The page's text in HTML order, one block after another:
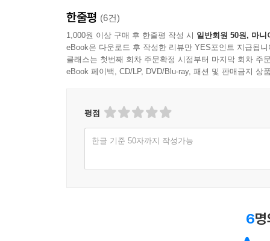
한줄평 (6건)
1,000원 이상 구매 후 한줄평 작성 시 일반회원 50원, 마니
eBook은 다운로드 후 작성한 리뷰만 YES포인트 지급됩니
클래스는 첫번째 회차 주문확정 시점부터 마지막 회차 주
eBook 페이백, CD/LP, DVD/Blu-ray, 패션 및 판매금지 상
평점
한글 기준 50자까지 작성가능
6